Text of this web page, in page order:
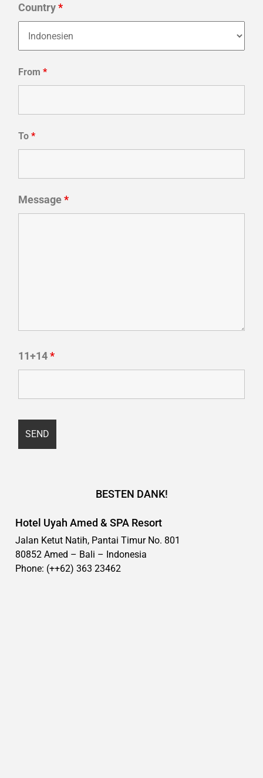
Country*
From *
To *
Message*
11+14*
BESTEN DANK!
Hotel Uyah Amed & SPA Resort
Jalan Ketut Natih, Pantai Timur No. 801
80852 Amed – Bali – Indonesia
Phone: (++62) 363 23462